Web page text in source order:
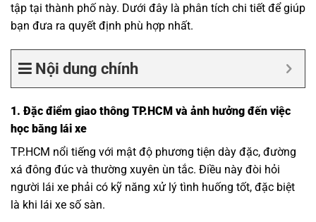
tập tại thành phố này. Dưới đây là phân tích chi tiết để giúp
bạn đưa ra quyết định phù hợp nhất.
Nội dung chính
1. Đặc điểm giao thông TP.HCM và ảnh hưởng đến việc
học bằng lái xe
TP.HCM nổi tiếng với mật độ phương tiện dày đặc, đường
xá đông đúc và thường xuyên ùn tắc. Điều này đòi hỏi
người lái xe phải có kỹ năng xử lý tình huống tốt, đặc biệt
là khi lái xe số sàn.